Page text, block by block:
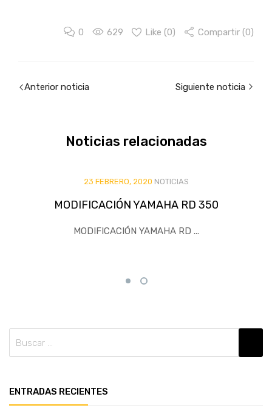
0 629 Like (0) Compartir (0)
Anterior noticia Siguiente noticia
Noticias relacionadas
23 FEBRERO, 2020 NOTICIAS
MODIFICACIÓN YAMAHA RD 350
MODIFICACIÓN YAMAHA RD ...
ENTRADAS RECIENTES